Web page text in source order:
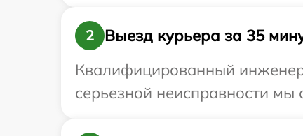
2
Выезд курьера за 35
Квалифицированный
серьезной неисправности мы